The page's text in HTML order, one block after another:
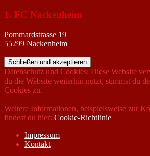
1. FC Nackenheim
Pommardstrasse 19
55299 Nackenheim
Datenschutz und Cookies: Diese Website
du die Website weiterhin nutzt, stimmst du
Cookies zu.
Weitere Informationen, beispielsweise zur
findest du hier: Cookie-Richtlinie
Impressum
Kontakt